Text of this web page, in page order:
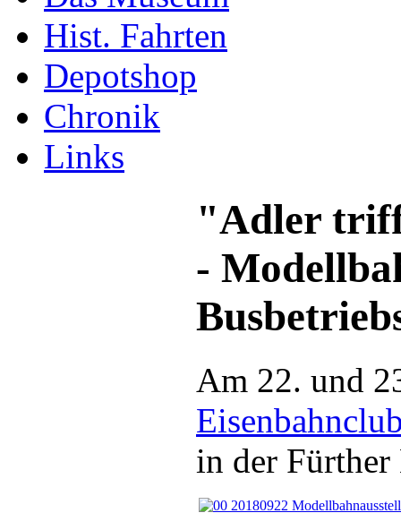
Hist. Fahrten
Depotshop
Chronik
Links
"Adler
-
Am 22. und
in der